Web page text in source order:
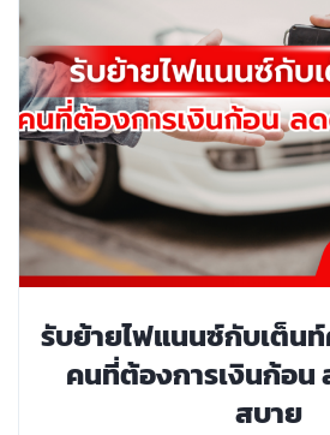
รับย้ายไฟแนนซ์กับเต็น
คนที่ต้องการเงินก้อ
สบาย